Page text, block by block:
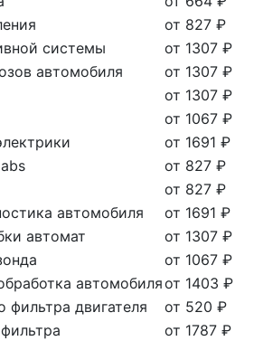
от 827 ₽
системы
от 1307 ₽
автомобиля
от 1307 ₽
от 1307 ₽
от 1067 ₽
от 1691 ₽
от 827 ₽
от 827 ₽
автомобиля
от 1691 ₽
автомат
от 1307 ₽
от 1067 ₽
автомобиляот 1403 ₽
фильтра двигателя
от 520 ₽
от 1787 ₽